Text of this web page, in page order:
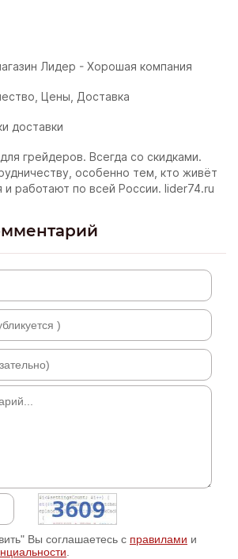
Лидер - Хорошая компания
Цены, Доставка
доставки
грейдеров. Всегда со скидками.
особенно тем, кто живёт
и работают по всей России. lider74.ru
Вы соглашаетесь с правилами и